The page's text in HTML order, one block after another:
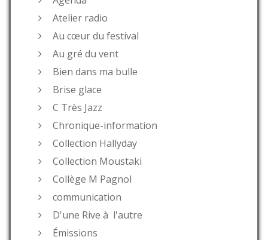
Atelier radio
Au cœur du festival
Au gré du vent
Bien dans ma bulle
Brise glace
C Très Jazz
Chronique-information
Collection Hallyday
Collection Moustaki
Collège M Pagnol
communication
D'une Rive à l'autre
Émissions